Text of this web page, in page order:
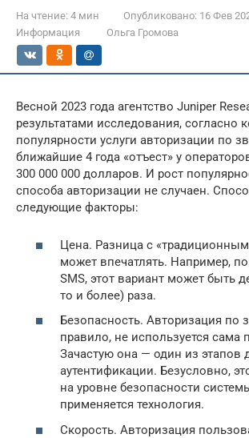
На чтение: 4 мин Опубликовано: 16 Фев
Информация
Ольга Громова
Весной 2023 года агентство Juniper
результатами исследования, согласно
популярности услуги авторизации по
ближайшие 4 года «отъест» у
300 000 000 долларов. И рост
способа авторизации не случаен.
следующие факторы:
Цена. Разница с
может впечатлять. Например,
SMS, этот вариант может быть
то и более) раза.
Безопасность. Авторизация по
правило, не используется сама
Зачастую она — один из этапов
аутентификации. Безусловно,
на уровне безопасности
применяется технология.
Скорость. Авторизация